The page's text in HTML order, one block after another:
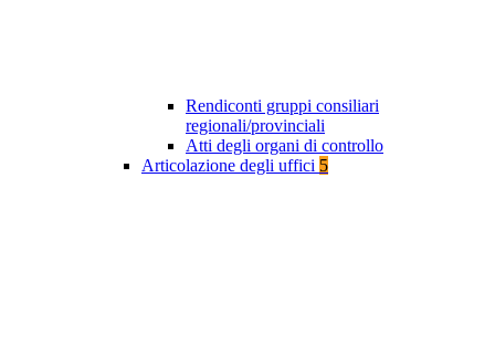
Rendiconti gruppi consiliari
regionali/provinciali
Atti degli organi di controllo
Articolazione degli uffici 5